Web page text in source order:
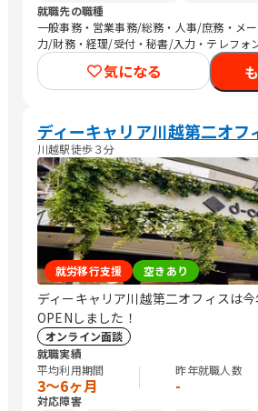
就職先の職種
一般事務・営業事務/総務・人事/庶務・メ
力/財務・経理/受付・秘書/入力・テレフォ
ルセンター/その他事務/梱包作業/その他軽
掃/警備/農作業気になる
ディーキャリア川越第二オフ
川越駅徒歩３分
就労移行支援 空きあり
ディーキャリア川越第二オフィスは
OPENしました！
オンライン面談
就職実績
平均利用期間
3〜6ヶ月
昨年就職人数
-
対応障害